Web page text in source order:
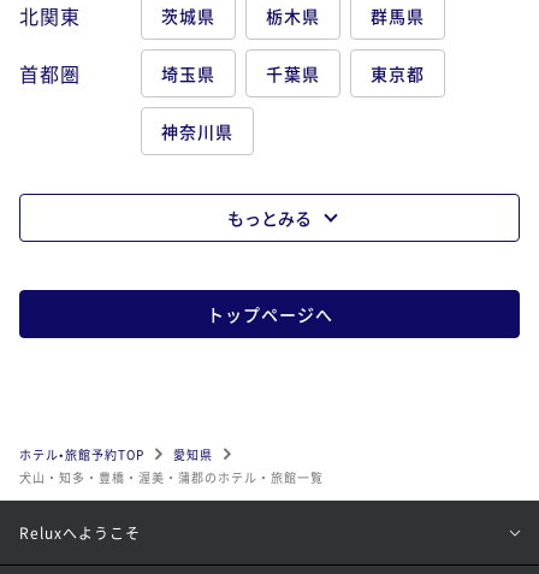
北関東 茨城県 栃木県 群馬県
首都圏 埼玉県 千葉県 東京都
神奈川県
もっとみる
トップページへ
ホテル•旅館予約TOP
愛知県
犬山・知多・豊橋・渥美・蒲郡のホテル・旅館一覧
Reluxへようこそ